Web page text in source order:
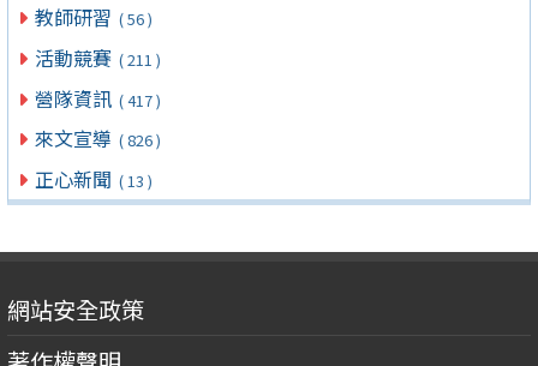
教師研習 ( 56 )
活動競賽 ( 211 )
營隊資訊 ( 417 )
來文宣導 ( 826 )
正心新聞 ( 13 )
網站安全政策